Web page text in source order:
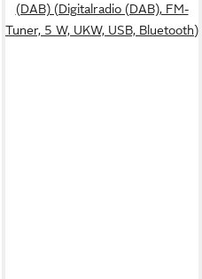
(DAB) (Digitalradio (DAB), FM-
Tuner, 5 W, UKW, USB, Bluetooth)